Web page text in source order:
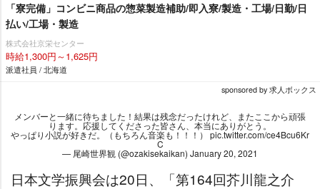
「寮完備」コンビニ商品の惣菜製造補助/即入寮/製造・工場/日勤/日
払い/工場・製造
株式会社京栄センター
時給1,300円～1,625円
派遣社員 / 北海道
sponsored by 求人ボックス
メンバーと一緒に待ちました！結果は残念だったけれど、またここから頑張
ります。応援してくださった皆さん、本当にありがとう。
っぱり小説が好きだ。（もちろん音楽も！！！）pic.twitter.com/ce4Bcu6Kr
C
— 尾崎世界観 (@ozakisekaikan) January 20, 2021
日本文学振興会は20日、「第164回芥川龍之介